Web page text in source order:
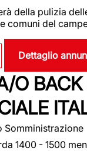
della pulizia
comuni del
Dettaglio
O
Somministrazione
1400 - 1500